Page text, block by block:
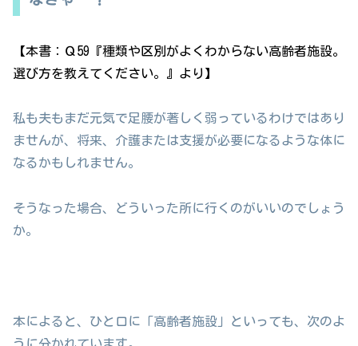
【本書：Ｑ59『種類や区別がよくわからない高齢者施設。
選び方を教えてください。』より】
私も夫もまだ元気で足腰が著しく弱っているわけではあり
ませんが、将来、介護または支援が必要になるような体に
なるかもしれません。
そうなった場合、どういった所に行くのがいいのでしょう
か。
本によると、ひと口に「高齢者施設」といっても、次のよ
うに分かれています。